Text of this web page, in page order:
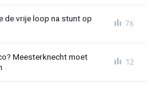
de vrije loop na stunt op
76
Meesterknecht moet
12